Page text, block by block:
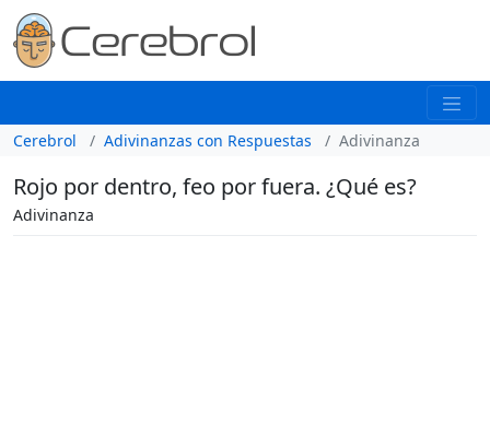
Cerebrol Adivinanzas con Respuestas Adivinanza
Rojo por dentro, feo por fuera. ¿Qué es?
Adivinanza